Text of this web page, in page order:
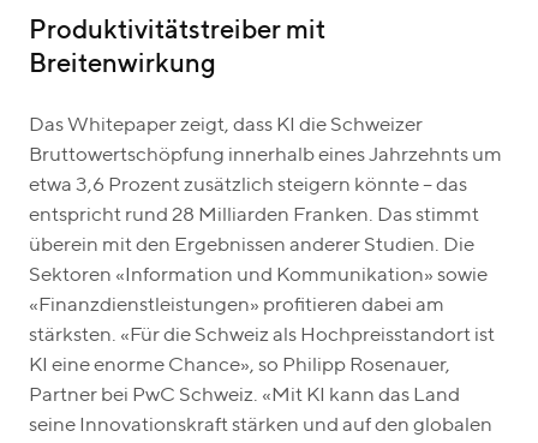
Produktivitätstreiber mit
Breitenwirkung
Das Whitepaper zeigt, dass KI die Schweizer
Bruttowertschöpfung innerhalb eines Jahrzehnts um
etwa 3,6 Prozent zusätzlich steigern könnte – das
entspricht rund 28 Milliarden Franken. Das stimmt
überein mit den Ergebnissen anderer Studien. Die
Sektoren «Information und Kommunikation» sowie
«Finanzdienstleistungen» profitieren dabei am
stärksten. «Für die Schweiz als Hochpreisstandort ist
KI eine enorme Chance», so Philipp Rosenauer,
Partner bei PwC Schweiz. «Mit KI kann das Land
seine Innovationskraft stärken und auf den globalen